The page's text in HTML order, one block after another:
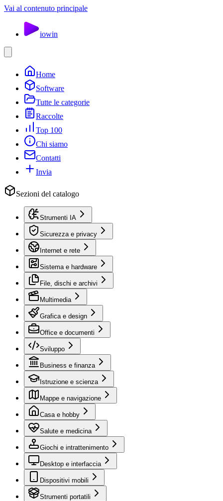
Vai al contenuto principale
iowin
Home
Software
Tutte le categorie
Raccolte
Top 100
Chi siamo
Contatti
Invia
Sezioni del catalogo
Strumenti IA
Sicurezza e privacy
Internet e rete
Sistema e hardware
File, dischi e archivi
Multimedia
Grafica e design
Office e documenti
Sviluppo
Business e finanza
Istruzione e scienza
Mappe e navigazione
Casa e hobby
Salute e medicina
Giochi e intrattenimento
Desktop e interfaccia
Dispositivi mobili
Strumenti portatili